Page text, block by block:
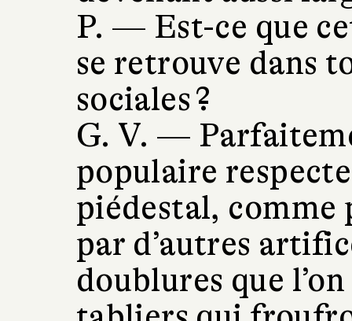
P. — Est-ce que
se retrouve dans
sociales ?
G. V. —
populaire
piédestal, comme
par d’autres
doublures que